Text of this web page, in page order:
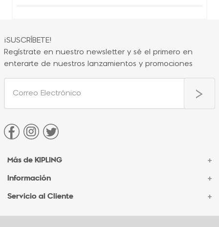
¡SUSCRÍBETE!
Regístrate en nuestro newsletter y sé el primero en
enterarte de nuestros lanzamientos y promociones
Más de KIPLING +
Acerca de Kipling
Sucursales
Información +
Contacto Corporativo
Servicio al Cliente +
Contacto